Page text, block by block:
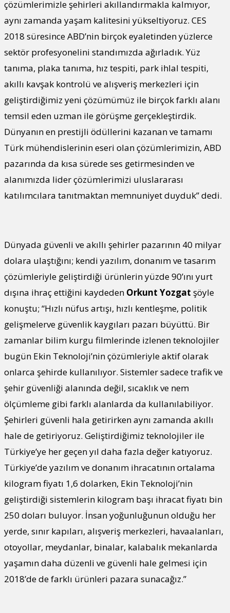
çözümlerimizle şehirleri akıllandırmakla kalmıyor,
aynı zamanda yaşam kalitesini yükseltiyoruz. CES
2018 süresince ABD’nin birçok eyaletinden yüzlerce
sektör profesyonelini standımızda ağırladık. Yüz
tanıma, plaka tanıma, hız tespiti, park ihlal tespiti,
akıllı kavşak kontrolü ve alışveriş merkezleri için
geliştirdiğimiz yeni çözümümüz ile birçok farklı alanı
temsil eden uzman ile görüşme gerçekleştirdik.
Dünyanın en prestijli ödüllerini kazanan ve tamamı
Türk mühendislerinin eseri olan çözümlerimizin, ABD
pazarında da kısa sürede ses getirmesinden ve
alanımızda lider çözümlerimizi uluslararası
katılımcılara tanıtmaktan memnuniyet duyduk” dedi.
Dünyada güvenli ve akıllı şehirler pazarının 40 milyar
dolara ulaştığını; kendi yazılım, donanım ve tasarım
çözümleriyle geliştirdiği ürünlerin yüzde 90’ını yurt
dışına ihraç ettiğini kaydeden Orkunt Yozgat şöyle
konuştu; “Hızlı nüfus artışı, hızlı kentleşme, politik
gelişmelerve güvenlik kaygıları pazarı büyüttü. Bir
zamanlar bilim kurgu filmlerinde izlenen teknolojiler
bugün Ekin Teknoloji’nin çözümleriyle aktif olarak
onlarca şehirde kullanılıyor. Sistemler sadece trafik ve
şehir güvenliği alanında değil, sıcaklık ve nem
ölçümleme gibi farklı alanlarda da kullanılabiliyor.
Şehirleri güvenli hala getirirken aynı zamanda akıllı
hale de getiriyoruz. Geliştirdiğimiz teknolojiler ile
Türkiye’ye her geçen yıl daha fazla değer katıyoruz.
Türkiye’de yazılım ve donanım ihracatının ortalama
kilogram fiyatı 1,6 dolarken, Ekin Teknoloji’nin
geliştirdiği sistemlerin kilogram başı ihracat fiyatı bin
250 doları buluyor. İnsan yoğunluğunun olduğu her
yerde, sınır kapıları, alışveriş merkezleri, havaalanları,
otoyollar, meydanlar, binalar, kalabalık mekanlarda
yaşamın daha düzenli ve güvenli hale gelmesi için
2018’de de farklı ürünleri pazara sunacağız.”